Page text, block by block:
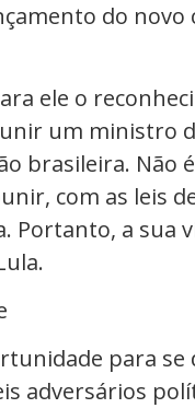
do novo
ele o
um ministro
brasileira. Não
com as leis
Portanto, a sua
para
adversários